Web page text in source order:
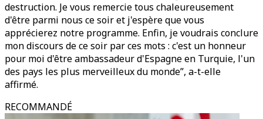
destruction. Je vous remercie tous chaleureusement
d'être parmi nous ce soir et j'espère que vous
apprécierez notre programme. Enfin, je voudrais conclure
mon discours de ce soir par ces mots : c'est un honneur
pour moi d'être ambassadeur d'Espagne en Turquie, l'un
des pays les plus merveilleux du monde”, a-t-elle
affirmé.
RECOMMANDÉ